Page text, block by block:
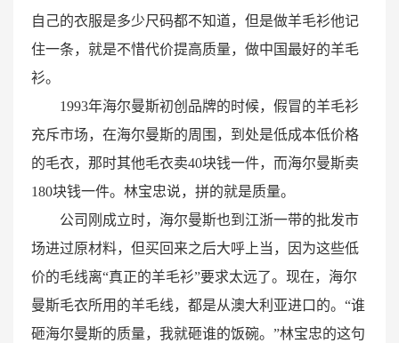
自己的衣服是多少尺码都不知道，但是做羊毛衫他记
住一条，就是不惜代价提高质量，做中国最好的羊毛
衫。
1993年海尔曼斯初创品牌的时候，假冒的羊毛衫
充斥市场，在海尔曼斯的周围，到处是低成本低价格
的毛衣，那时其他毛衣卖40块钱一件，而海尔曼斯卖
180块钱一件。林宝忠说，拼的就是质量。
公司刚成立时，海尔曼斯也到江浙一带的批发市
场进过原材料，但买回来之后大呼上当，因为这些低
价的毛线离“真正的羊毛衫”要求太远了。现在，海尔
曼斯毛衣所用的羊毛线，都是从澳大利亚进口的。“谁
砸海尔曼斯的质量，我就砸谁的饭碗。”林宝忠的这句